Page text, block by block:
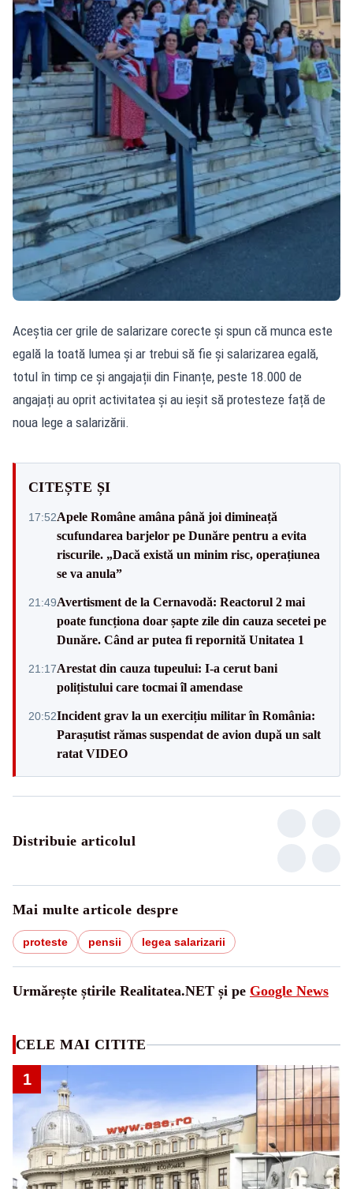
Aceștia cer grile de salarizare corecte și spun că munca este
egală la toată lumea și ar trebui să fie și salarizarea egală,
totul în timp ce și angajații din Finanțe, peste 18.000 de
angajați au oprit activitatea și au ieșit să protesteze față de
noua lege a salarizării.
CITEȘTE ȘI
17:52Apele Române amâna până joi dimineață
scufundarea barjelor pe Dunăre pentru a evita
riscurile. „Dacă există un minim risc, operațiunea
se va anula”
21:49Avertisment de la Cernavodă: Reactorul 2 mai
poate funcționa doar șapte zile din cauza secetei pe
Dunăre. Când ar putea fi repornită Unitatea 1
21:17Arestat din cauza tupeului: I-a cerut bani
polițistului care tocmai îl amendase
20:52Incident grav la un exercițiu militar în România:
Parașutist rămas suspendat de avion după un salt
ratat VIDEO
Distribuie articolul
Mai multe articole despre
proteste pensii legea salarizarii
Urmărește știrile Realitatea.NET și pe Google News
CELE MAI CITITE
1